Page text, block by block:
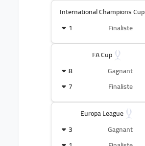
International Champions Cup
Finaliste
1
FA Cup
Gagnant
8
Finaliste
7
Europa League
Gagnant
3